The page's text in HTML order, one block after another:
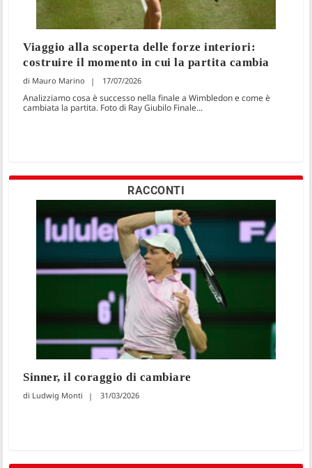
Viaggio alla scoperta delle forze interiori:
costruire il momento in cui la partita cambia
Mauro Marino 17/07/2026
Analizziamo cosa è successo nella finale a Wimbledon e come è
cambiata la partita. Foto di Ray Giubilo Finale...
RACCONTI
Sinner, il coraggio di cambiare
Ludwig Monti 31/03/2026